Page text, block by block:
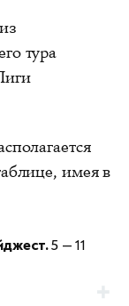
тура
имея в
5 — 11